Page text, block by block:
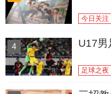
今日关注
4 U17男
足球之夜